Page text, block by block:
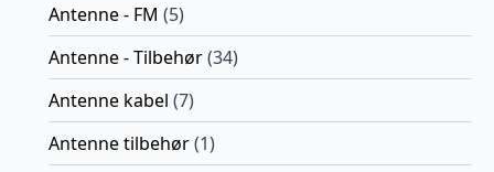
Antenne - FM (5)
Antenne - Tilbehør(34)
Antenne kabel (7)
Antenne tilbehør(1)